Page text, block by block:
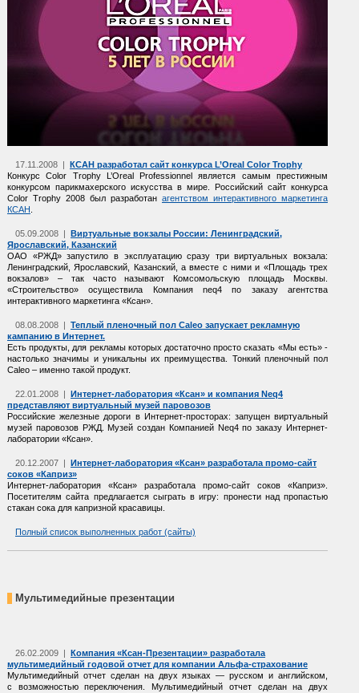
17.11.2008 | КСАН разработал сайт конкурса L’Oreal Color Trophy
Конкурс Color Trophy L’Oreal Professionnel является самым престижным
конкурсом парикмахерского искусства в мире. Российский сайт конкурса
Color Trophy 2008 был разработан агентством интерактивного маркетинга
КСАН
05.09.2008 | Виртуальные вокзалы России: Ленинградский,
Ярославский, Казанский
ОАО «РЖД» запустило в эксплуатацию сразу три виртуальных вокзала:
Ленинградский, Ярославский, Казанский, а вместе с ними и «Площадь трех
вокзалов» – так часто называют Комсомольскую площадь Москвы.
«Строительство» осуществила Компания neq4 по заказу агентства
интерактивного маркетинга «Ксан».
08.08.2008 | Теплый пленочный пол Caleo запускает рекламную
кампанию в Интернет.
Есть продукты, для рекламы которых достаточно просто сказать «Мы есть» -
настолько значимы и уникальны их преимущества. Тонкий пленочный пол
Caleo – именно такой продукт.
22.01.2008 | Интернет-лаборатория «Ксан» и компания Neq4
представляют виртуальный музей паровозов
Российские железные дороги в Интернет-просторах: запущен виртуальный
музей паровозов РЖД. Музей создан Компанией Neq4 по заказу Интернет-
лаборатории «Ксан».
20.12.2007 | Интернет-лаборатория «Ксан» разработала промо-сайт
соков «Каприз»
Интернет-лаборатория «Ксан» разработала промо-сайт соков «Каприз».
Посетителям сайта предлагается сыграть в игру: пронести над пропастью
стакан сока для капризной красавицы.
Полный список выполненных работ (сайты)
Мультимедийные презентации
26.02.2009 | Компания «Ксан-Презентации» pазработала
мультимедийный годовой отчет для компании Альфа-страхование
Мультимедийный отчет сделан на двух языках — русском и английском,
с возможностью переключения. Мультимедийный отчет сделан на двух